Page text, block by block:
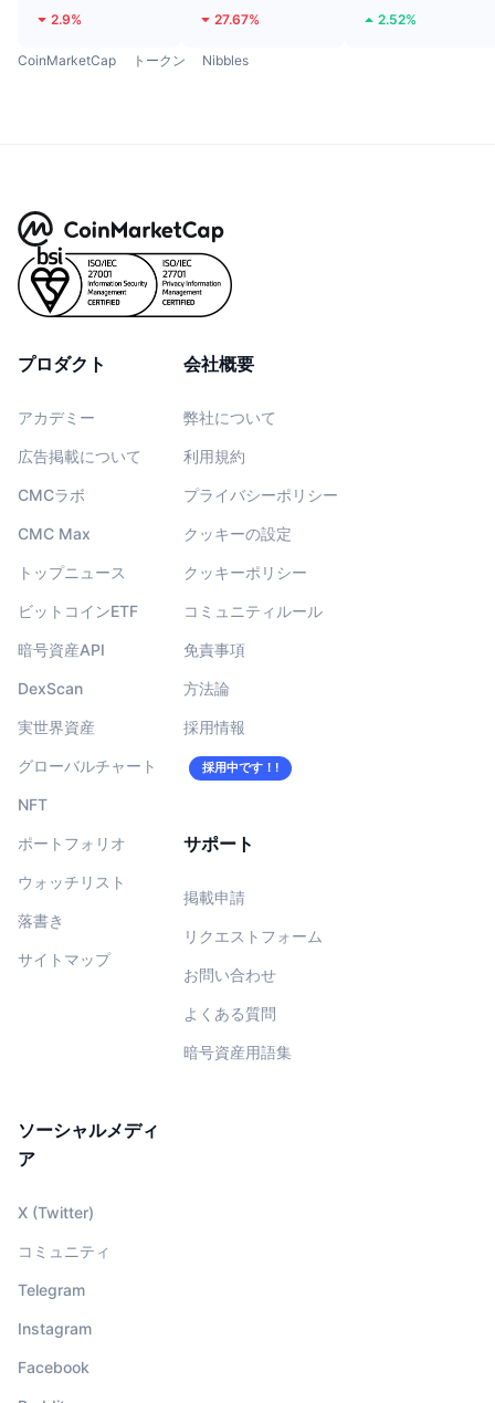
2.9% 27.67% 2.52%
CoinMarketCap トークン Nibbles
プロダクト
アカデミー
広告掲載について
CMCラボ
CMC Max
トップニュース
ビットコインETF
暗号資産API
DexScan
実世界資産
グローバルチャート
NFT
ポートフォリオ
ウォッチリスト
落書き
サイトマップ
会社概要
弊社について
利用規約
プライバシーポリシー
クッキーの設定
クッキーポリシー
コミュニティルール
免責事項
方法論
採用情報
採用中です！!
サポート
掲載申請
リクエストフォーム
お問い合わせ
よくある質問
暗号資産用語集
ソーシャルメディ
ア
X (Twitter)
コミュニティ
Telegram
Instagram
Facebook